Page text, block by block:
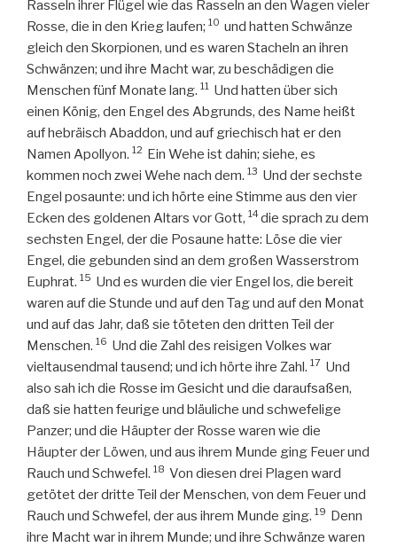
Rasseln ihrer Flügel wie das Rasseln an den Wagen vieler
Rosse, die in den Krieg laufen; 10 und hatten Schwänze
gleich den Skorpionen, und es waren Stacheln an ihren
Schwänzen; und ihre Macht war, zu beschädigen die
Menschen fünf Monate lang. 11 Und hatten über sich
einen König, den Engel des Abgrunds, des Name heißt
auf hebräisch Abaddon, und auf griechisch hat er den
Namen Apollyon. 12 Ein Wehe ist dahin; siehe, es
kommen noch zwei Wehe nach dem. 13 Und der sechste
Engel posaunte: und ich hörte eine Stimme aus den vier
Ecken des goldenen Altars vor Gott, 14die sprach zu dem
sechsten Engel, der die Posaune hatte: Löse die vier
Engel, die gebunden sind an dem großen Wasserstrom
Euphrat. 15 Und es wurden die vier Engel los, die bereit
waren auf die Stunde und auf den Tag und auf den Monat
und auf das Jahr, daß sie töteten den dritten Teil der
Menschen. 16 Und die Zahl des reisigen Volkes war
vieltausendmal tausend; und ich hörte ihre Zahl. 17 Und
also sah ich die Rosse im Gesicht und die daraufsaßen,
daß sie hatten feurige und bläuliche und schwefelige
Panzer; und die Häupter der Rosse waren wie die
Häupter der Löwen, und aus ihrem Munde ging Feuer und
Rauch und Schwefel. 18 Von diesen drei Plagen ward
getötet der dritte Teil der Menschen, von dem Feuer und
Rauch und Schwefel, der aus ihrem Munde ging. 19 Denn
ihre Macht war in ihrem Munde; und ihre Schwänze waren